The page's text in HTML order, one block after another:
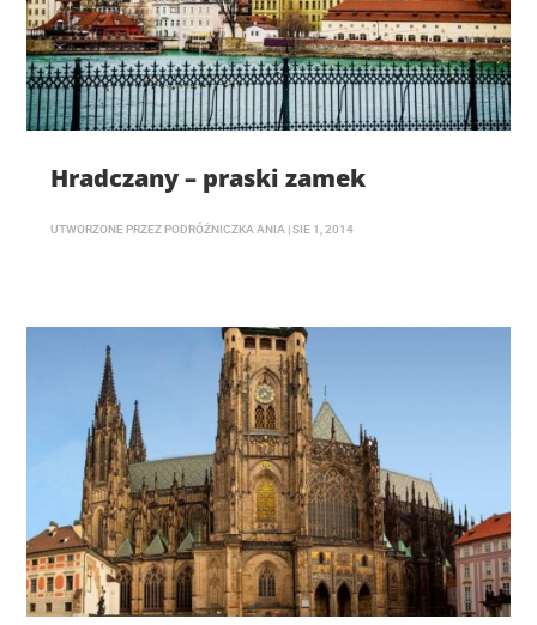
Hradczany – praski zamek
UTWORZONE PRZEZ PODRÓŻNICZKA ANIA |SIE 1, 2014